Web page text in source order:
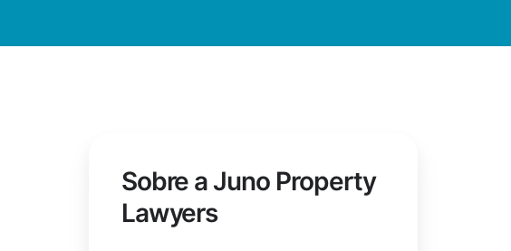
Sobre a Juno Property
Lawyers